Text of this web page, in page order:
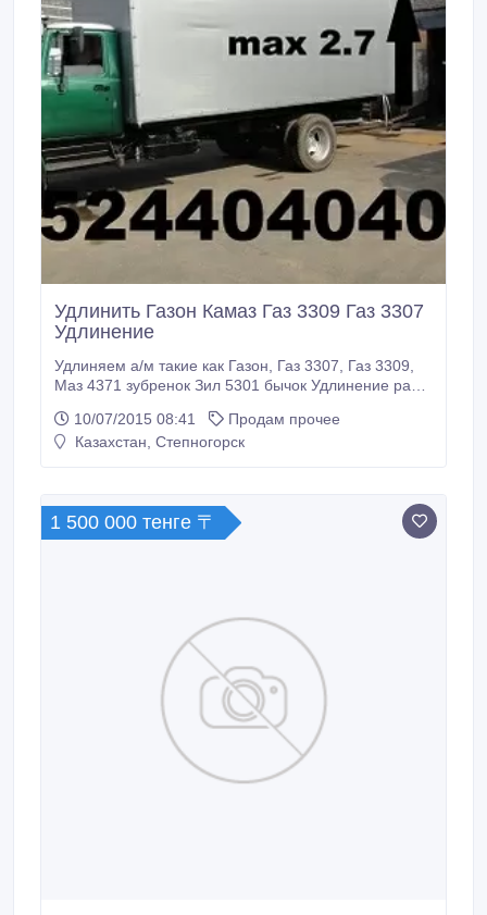
Удлинить Газон Камаз Газ 3309 Газ 3307
Удлинение
Удлиняем а/м такие как Газон, Газ 3307, Газ 3309,
Маз 4371 зубренок Зил 5301 бычок Удлинение рамы
увеличатся на 800 мм и на 1300 мм. Есть
возможность установить удлиненную бортовую
промтоварный фургон.
10/07/2015 08:41
Продам прочее
Казахстан, Степногорск
1 500 000 тенге 〒